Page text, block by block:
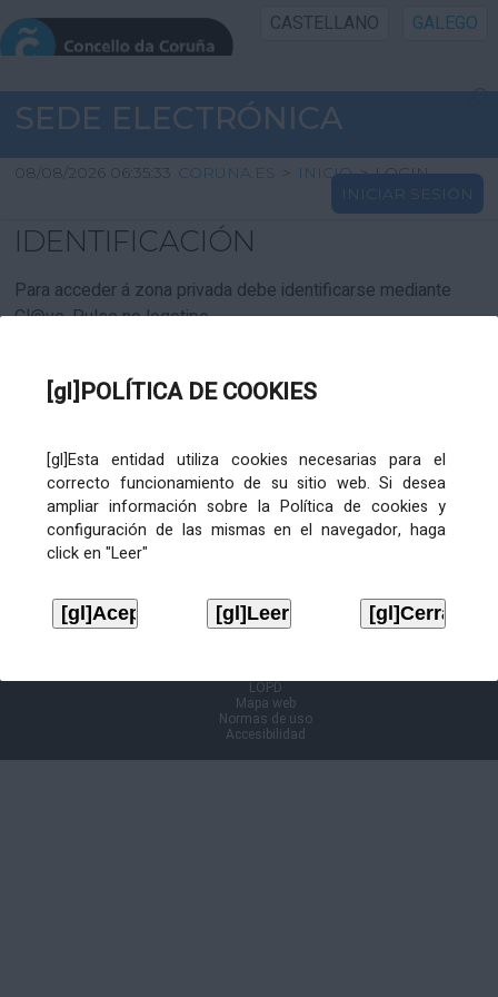
[gl]POLÍTICA DE COOKIES
[gl]Esta entidad utiliza cookies necesarias para el
correcto funcionamiento de su sitio web. Si desea
ampliar información sobre la Política de cookies y
configuración de las mismas en el navegador, haga
click en "Leer"
CASTELLANO GALEGO
INICIO SEDE
INICIO
INFORMACIÓN PÚBLICA
CARTAFOL CIDADÁN
SEDE ELECTRÓNICA
08/08/2026 06:35:33 CORUNA.ES > INICIO > LOGIN
INICIAR SESIÓN
IDENTIFICACIÓN
Para acceder á zona privada debe identificarse mediante
Cl@ve. Pulse no logotipo
LOPD
Mapa web
Normas de uso
Accesibilidad